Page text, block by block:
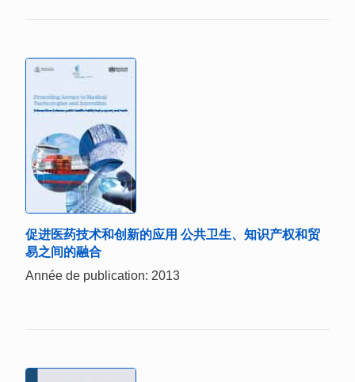
促进医药技术和创新的应用 公共卫生、知识产权和贸
易之间的融合
Année de publication: 2013